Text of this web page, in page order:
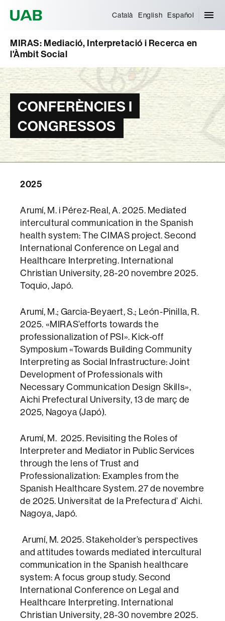
Català English Español
MIRAS: Mediació, Interpretació i Recerca en
l'Àmbit Social
CONFERÈNCIES I
CONGRESSOS
2025
Arumí, M. i Pérez-Real, A. 2025. Mediated
intercultural communication in the Spanish
health system: The CIMAS project. Second
International Conference on Legal and
Healthcare Interpreting. International
Christian University, 28-20 novembre 2025.
Toquio, Japó.
Arumí, M.; Garcia-Beyaert, S.; León-Pinilla, R.
2025. «MIRAS’efforts towards the
professionalization of PSI». Kick-off
Symposium «Towards Building Community
Interpreting as Social Infrastructure: Joint
Development of Professionals with
Necessary Communication Design Skills»,
Aichi Prefectural University, 13 de març de
2025, Nagoya (Japó).
Arumí, M. 2025. Revisiting the Roles of
Interpreter and Mediator in Public Services
through the lens of Trust and
Professionalization: Examples from the
Spanish Healthcare System. 27 de novembre
de 2025. Universitat de la Prefectura d’ Aichi.
Nagoya, Japó.
Arumí, M. 2025. Stakeholder’s perspectives
and attitudes towards mediated intercultural
communication in the Spanish healthcare
system: A focus group study. Second
International Conference on Legal and
Healthcare Interpreting. International
Christian University, 28-30 novembre 2025.